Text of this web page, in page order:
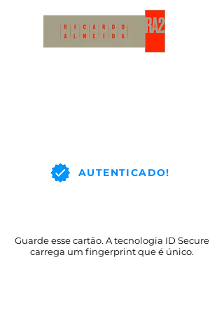
AUTENTICADO!
Guarde esse cartão. A tecnologia ID Secure
carrega um fingerprint que é único.